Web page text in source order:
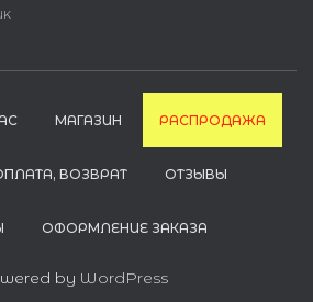
МАГАЗИН РАСПРОДАЖА
ВОЗВРАТ ОТЗЫВЫ
ОФОРМЛЕНИЕ ЗАКАЗА
by WordPress